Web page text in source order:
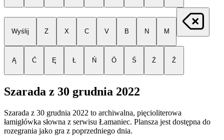
Wyślij Z X C V B N M
Ą Ć Ę Ł Ń Ó Ś Ż Ź
Szarada z 30 grudnia 2022
Szarada z 30 grudnia 2022 to archiwalna, pięcioliterowa
łamigłówka słowna z serwisu Łamaniec. Plansza jest dostępna do
rozegrania jako gra z poprzedniego dnia.